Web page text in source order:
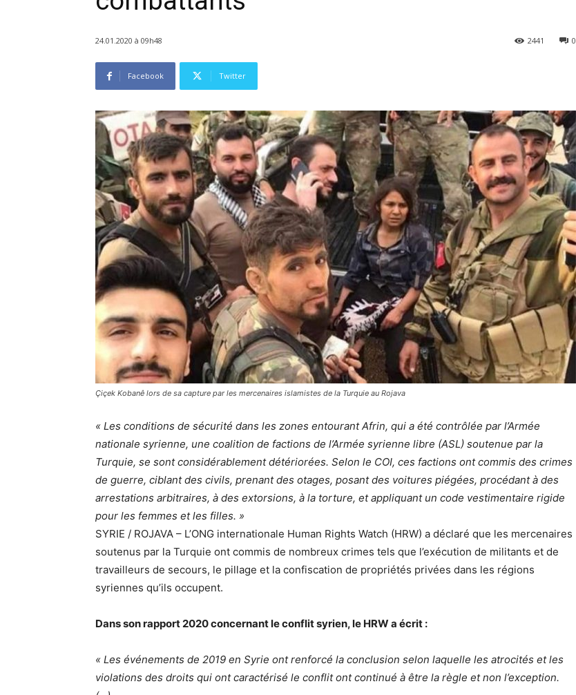
24.01.2020 à 09h48 0
2441
Facebook Twitter
Çiçek Kobanê lors de sa capture par les mercenaires islamistes de la Turquie au Rojava
« Les conditions de sécurité dans les zones entourant Afrin, qui a été contrôlée par l’Armée
nationale syrienne, une coalition de factions de l’Armée syrienne libre (ASL) soutenue par la
Turquie, se sont considérablement détériorées. Selon le COI, ces factions ont commis des crimes
de guerre, ciblant des civils, prenant des otages, posant des voitures piégées, procédant à des
arrestations arbitraires, à des extorsions, à la torture, et appliquant un code vestimentaire rigide
pour les femmes et les filles. »
SYRIE / ROJAVA – L’ONG internationale Human Rights Watch (HRW) a déclaré que les mercenaires
soutenus par la Turquie ont commis de nombreux crimes tels que l’exécution de militants et de
travailleurs de secours, le pillage et la confiscation de propriétés privées dans les régions
syriennes qu’ils occupent.
Dans son rapport 2020 concernant le conflit syrien, le HRW a écrit :
« Les événements de 2019 en Syrie ont renforcé la conclusion selon laquelle les atrocités et les
violations des droits qui ont caractérisé le conflit ont continué à être la règle et non l’exception.